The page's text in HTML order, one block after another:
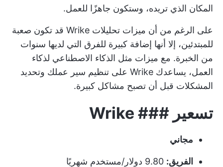
المكان الذي تريده، وستكون جاهزًا للعمل.
على الرغم من أن ميزات تحليلات Wrike قد تكون صعبة
للمبتدئين، إلا أنها إضافة كبيرة للفرق التي لديها سنوات
من الخبرة. مع ميزات مثل الذكاء الاصطناعي لذكاء
العمل، يساعدك Wrike على تنظيم سير عملك وتحديد
المشكلات قبل أن تصبح مشاكل كبيرة.
تسعير ### Wrike
مجاني
الفريق: